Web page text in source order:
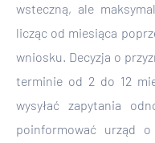
wsteczną, ale
licząc od miesiąca
wniosku. Decyzja o
terminie od 2 do 12
wysyłać zapytania
poinformować urząd